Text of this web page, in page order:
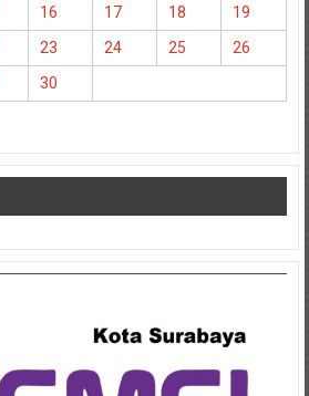
16 17 18
19
23 24 25
26
30